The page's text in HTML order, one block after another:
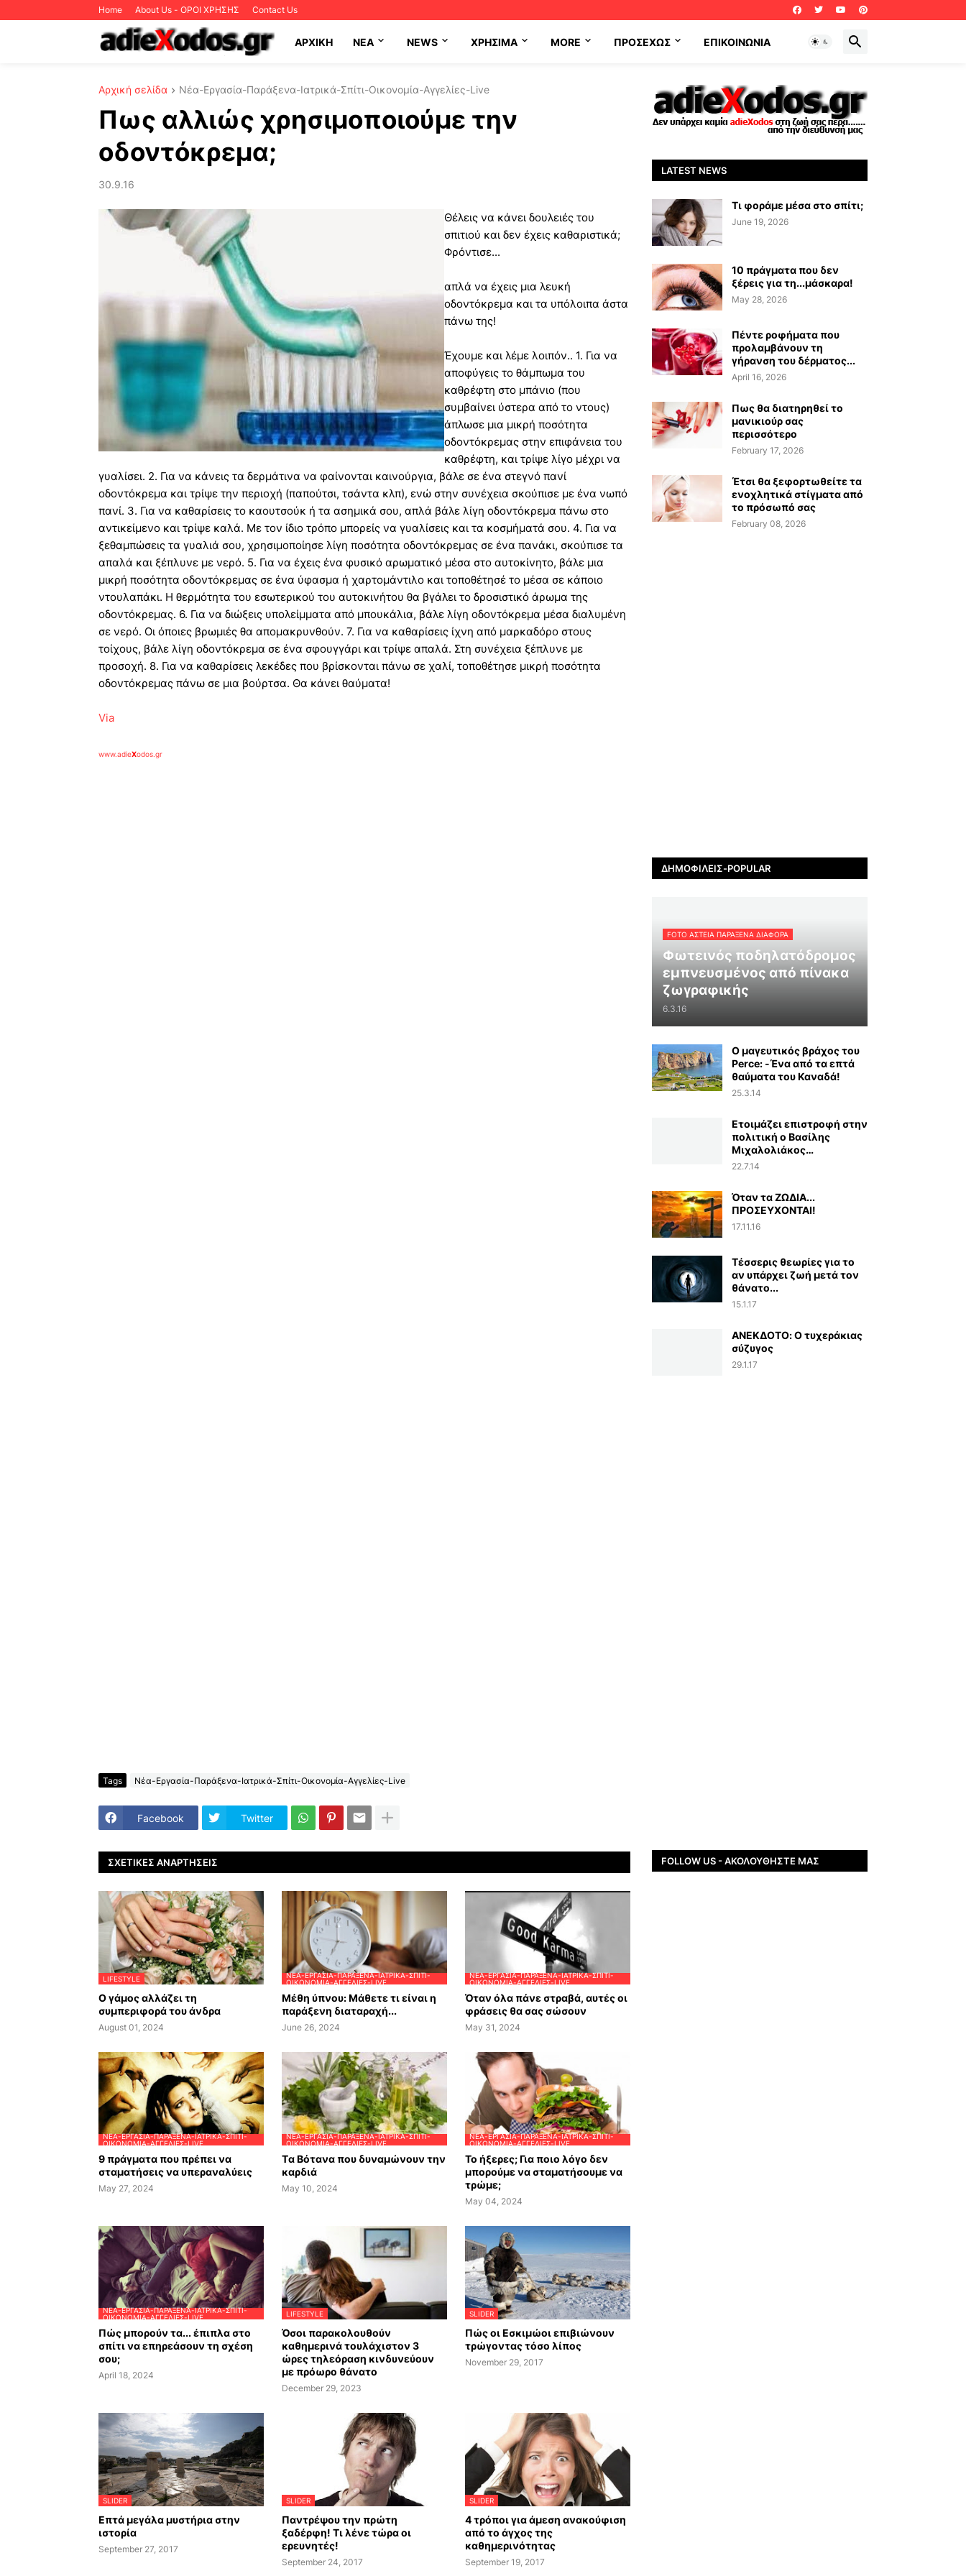
Home About Us - ΟΡΟΙ ΧΡΗΣΗΣ Contact Us
ΑΡΧΙΚΗ NEA NEWS ΧΡΉΣΙΜΑ MORE ΠΡΟΣΕΧΩΣ ΕΠΙΚΟΙΝΩΝΊΑ
Αρχική σελίδα Νέα-Εργασία-Παράξενα-Ιατρικά-Σπίτι-Οικονομία-Αγγελίες-Live
Πως αλλιώς χρησιμοποιούμε την
οδοντόκρεμα;
30.9.16
Θέλεις να κάνει δουλειές του
σπιτιού και δεν έχεις καθαριστικά;
Φρόντισε...
απλά να έχεις μια λευκή
οδοντόκρεμα και τα υπόλοιπα άστα
πάνω της!
Έχουμε και λέμε λοιπόν.. 1. Για να
αποφύγεις το θάμπωμα του
καθρέφτη στο μπάνιο (που
συμβαίνει ύστερα από το ντους)
άπλωσε μια μικρή ποσότητα
οδοντόκρεμας στην επιφάνεια του
καθρέφτη, και τρίψε λίγο μέχρι να
γυαλίσει. 2. Για να κάνεις τα δερμάτινα να φαίνονται καινούργια, βάλε σε ένα στεγνό πανί
οδοντόκρεμα και τρίψε την περιοχή (παπούτσι, τσάντα κλπ), ενώ στην συνέχεια σκούπισε με ένα νωπό
πανί. 3. Για να καθαρίσεις το καουτσούκ ή τα ασημικά σου, απλά βάλε λίγη οδοντόκρεμα πάνω στο
αντικείμενο και τρίψε καλά. Με τον ίδιο τρόπο μπορείς να γυαλίσεις και τα κοσμήματά σου. 4. Για να
ξεθαμπώσεις τα γυαλιά σου, χρησιμοποίησε λίγη ποσότητα οδοντόκρεμας σε ένα πανάκι, σκούπισε τα
απαλά και ξέπλυνε με νερό. 5. Για να έχεις ένα φυσικό αρωματικό μέσα στο αυτοκίνητο, βάλε μια
μικρή ποσότητα οδοντόκρεμας σε ένα ύφασμα ή χαρτομάντιλο και τοποθέτησέ το μέσα σε κάποιο
ντουλαπάκι. Η θερμότητα του εσωτερικού του αυτοκινήτου θα βγάλει το δροσιστικό άρωμα της
οδοντόκρεμας. 6. Για να διώξεις υπολείμματα από μπουκάλια, βάλε λίγη οδοντόκρεμα μέσα διαλυμένη
σε νερό. Οι όποιες βρωμιές θα απομακρυνθούν. 7. Για να καθαρίσεις ίχνη από μαρκαδόρο στους
τοίχους, βάλε λίγη οδοντόκρεμα σε ένα σφουγγάρι και τρίψε απαλά. Στη συνέχεια ξέπλυνε με
προσοχή. 8. Για να καθαρίσεις λεκέδες που βρίσκονται πάνω σε χαλί, τοποθέτησε μικρή ποσότητα
οδοντόκρεμας πάνω σε μια βούρτσα. Θα κάνει θαύματα!
Via
www.adieXodos.gr
Tags Νέα-Εργασία-Παράξενα-Ιατρικά-Σπίτι-Οικονομία-Αγγελίες-Live
Facebook Twitter
ΣΧΕΤΙΚΈΣ ΑΝΑΡΤΉΣΕΙΣ
LIFESTYLE
Ο γάμος αλλάζει τη
συμπεριφορά του άνδρα
August 01, 2024
ΝΈΑ-ΕΡΓΑΣΊΑ-ΠΑΡΆΞΕΝΑ-ΙΑΤΡΙΚΆ-ΣΠΊΤΙ-
ΟΙΚΟΝΟΜΊΑ-ΑΓΓΕΛΊΕΣ-LIVE
Μέθη ύπνου: Μάθετε τι είναι η
παράξενη διαταραχή...
June 26, 2024
ΝΈΑ-ΕΡΓΑΣΊΑ-ΠΑΡΆΞΕΝΑ-ΙΑΤΡΙΚΆ-ΣΠΊΤΙ-
ΟΙΚΟΝΟΜΊΑ-ΑΓΓΕΛΊΕΣ-LIVE
Όταν όλα πάνε στραβά, αυτές οι
φράσεις θα σας σώσουν
May 31, 2024
ΝΈΑ-ΕΡΓΑΣΊΑ-ΠΑΡΆΞΕΝΑ-ΙΑΤΡΙΚΆ-ΣΠΊΤΙ-
ΟΙΚΟΝΟΜΊΑ-ΑΓΓΕΛΊΕΣ-LIVE
9 πράγματα που πρέπει να
σταματήσεις να υπεραναλύεις
May 27, 2024
ΝΈΑ-ΕΡΓΑΣΊΑ-ΠΑΡΆΞΕΝΑ-ΙΑΤΡΙΚΆ-ΣΠΊΤΙ-
ΟΙΚΟΝΟΜΊΑ-ΑΓΓΕΛΊΕΣ-LIVE
Tα Βότανα που δυναμώνουν την
καρδιά
May 10, 2024
ΝΈΑ-ΕΡΓΑΣΊΑ-ΠΑΡΆΞΕΝΑ-ΙΑΤΡΙΚΆ-ΣΠΊΤΙ-
ΟΙΚΟΝΟΜΊΑ-ΑΓΓΕΛΊΕΣ-LIVE
Το ήξερες; Για ποιο λόγο δεν
μπορούμε να σταματήσουμε να
τρώμε;
May 04, 2024
ΝΈΑ-ΕΡΓΑΣΊΑ-ΠΑΡΆΞΕΝΑ-ΙΑΤΡΙΚΆ-ΣΠΊΤΙ-
ΟΙΚΟΝΟΜΊΑ-ΑΓΓΕΛΊΕΣ-LIVE
Πώς μπορούν τα... έπιπλα στο
σπίτι να επηρεάσουν τη σχέση
σου;
April 18, 2024
LIFESTYLE
Όσοι παρακολουθούν
καθημερινά τουλάχιστον 3
ώρες τηλεόραση κινδυνεύουν
με πρόωρο θάνατο
December 29, 2023
SLIDER
Πώς οι Εσκιμώοι επιβιώνουν
τρώγοντας τόσο λίπος
November 29, 2017
SLIDER
Επτά μεγάλα μυστήρια στην
ιστορία
September 27, 2017
SLIDER
Παντρέψου την πρώτη
ξαδέρφη! Τι λένε τώρα οι
ερευνητές!
September 24, 2017
SLIDER
4 τρόποι για άμεση ανακούφιση
από το άγχος της
καθημερινότητας
September 19, 2017
LATEST NEWS
Τι φοράμε μέσα στο σπίτι;
June 19, 2026
10 πράγματα που δεν
ξέρεις για τη...μάσκαρα!
May 28, 2026
Πέντε ροφήματα που
προλαμβάνουν τη
γήρανση του δέρματος...
April 16, 2026
Πως θα διατηρηθεί το
μανικιούρ σας
περισσότερο
February 17, 2026
Έτσι θα ξεφορτωθείτε τα
ενοχλητικά στίγματα από
το πρόσωπό σας
February 08, 2026
ΔΗΜΟΦΙΛΕΊΣ-POPULAR
FOTO ΑΣΤΕΙΑ ΠΑΡΑΞΕΝΑ ΔΙΑΦΟΡΑ
Φωτεινός ποδηλατόδρομος
εμπνευσμένος από πίνακα
ζωγραφικής
6.3.16
Ο μαγευτικός βράχος του
Perce: -Ένα από τα επτά
θαύματα του Καναδά!
25.3.14
Ετοιμάζει επιστροφή στην
πολιτική ο Βασίλης
Μιχαλολιάκος…
22.7.14
Όταν τα ΖΩΔΙΑ...
ΠΡΟΣΕΥΧΟΝΤΑΙ!
17.11.16
Τέσσερις θεωρίες για το
αν υπάρχει ζωή μετά τον
θάνατο...
15.1.17
ΑΝΕΚΔΟΤΟ: Ο τυχεράκιας
σύζυγος
29.1.17
FOLLOW US - ΑΚΟΛΟΥΘΉΣΤΕ ΜΑΣ